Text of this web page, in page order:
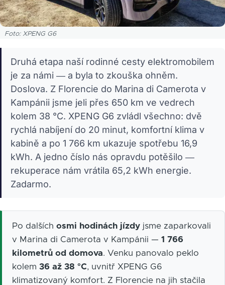
Foto: XPENG G6
Druhá etapa naší rodinné cesty elektromobilem
je za námi — a byla to zkouška ohněm.
Doslova. Z Florencie do Marina di Camerota v
Kampánii jsme jeli přes 650 km ve vedrech
kolem 38 °C. XPENG G6 zvládl všechno: dvě
rychlá nabíjení do 20 minut, komfortní klima v
kabině a po 1 766 km ukazuje spotřebu 16,9
kWh. A jedno číslo nás opravdu potěšilo —
rekuperace nám vrátila 65,2 kWh energie.
Zadarmo.
Po dalších osmi hodinách jízdy jsme zaparkovali
v Marina di Camerota v Kampánii — 1 766
kilometrů od domova. Venku panovalo peklo
kolem 36 až 38 °C, uvnitř XPENG G6
klimatizovaný komfort. Z Florencie na jih stačila